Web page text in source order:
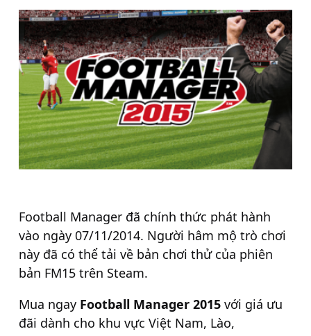
Football Manager đã chính thức phát hành
vào ngày 07/11/2014. Người hâm mộ trò chơi
này đã có thể tải về bản chơi thử của phiên
bản FM15 trên Steam.
Mua ngay Football Manager 2015với giá ưu
đãi dành cho khu vực Việt Nam, Lào,